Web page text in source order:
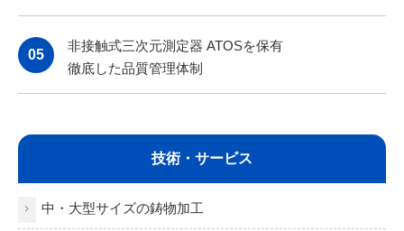
05
非接触式三次元測定器 ATOSを保有
徹底した品質管理体制
技術・サービス
中・大型サイズの鋳物加工